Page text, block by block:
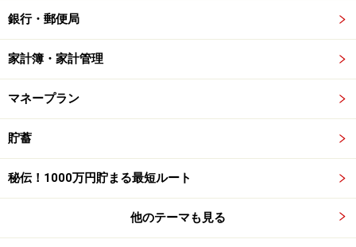
銀行・郵便局
家計簿・家計管理
マネープラン
貯蓄
秘伝！1000万円貯まる最短ルート
他のテーマも見る